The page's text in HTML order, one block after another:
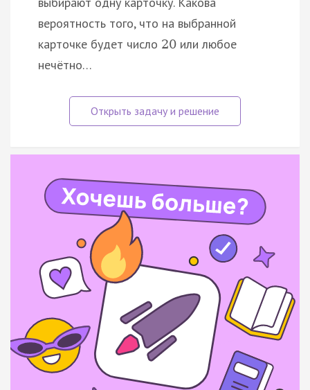
вероятность того, что на выбранной
карточке будет число 20 или любое
нечётно…